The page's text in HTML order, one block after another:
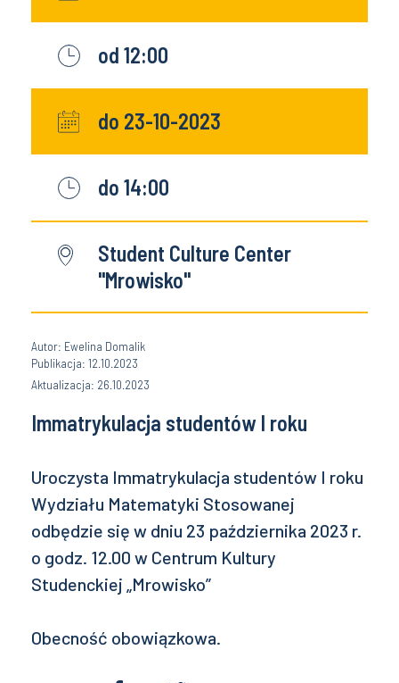
od 12:00
do 23-10-2023
do 14:00
Student Culture Center
"Mrowisko"
Autor: Ewelina Domalik
Publikacja: 12.10.2023
Aktualizacja: 26.10.2023
Immatrykulacja studentów I roku
Uroczysta Immatrykulacja studentów I roku
Wydziału Matematyki Stosowanej
odbędzie się w dniu 23 października 2023 r.
o godz. 12.00 w Centrum Kultury
Studenckiej „Mrowisko”
Obecność obowiązkowa.